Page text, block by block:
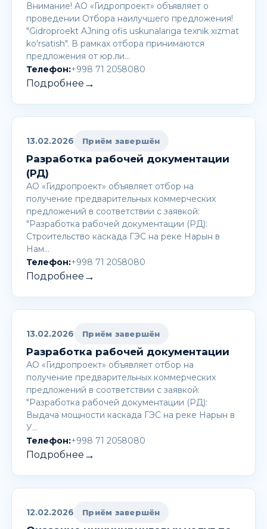
Внимание! AО «Гидропроект» объявляет о
проведении Отбора наилучшего предложения!
"Gidroproekt AJning ofis uskunalariga texnik xizmat
ko'rsatish". В рамках отбора принимаются
предложения от юр.ли…
Телефон:+998 71 2058080
Подробнее →
13.02.2026 Приём завершён
Разработка рабочей документации
(РД)
АО «Гидропроект» объявляет отбор на
получение предварительных коммерческих
предложений в соответствии с заявкой:
"Разработка рабочей документации (РД):
Строительство каскада ГЭС на реке Нарын в
Нам…
Телефон:+998 71 2058080
Подробнее →
13.02.2026 Приём завершён
Разработка рабочей документации
АО «Гидропроект» объявляет отбор на
получение предварительных коммерческих
предложений в соответствии с заявкой:
"Разработка рабочей документации (РД):
Выдача мощности каскада ГЭС на реке Нарын в
У…
Телефон:+998 71 2058080
Подробнее →
12.02.2026 Приём завершён